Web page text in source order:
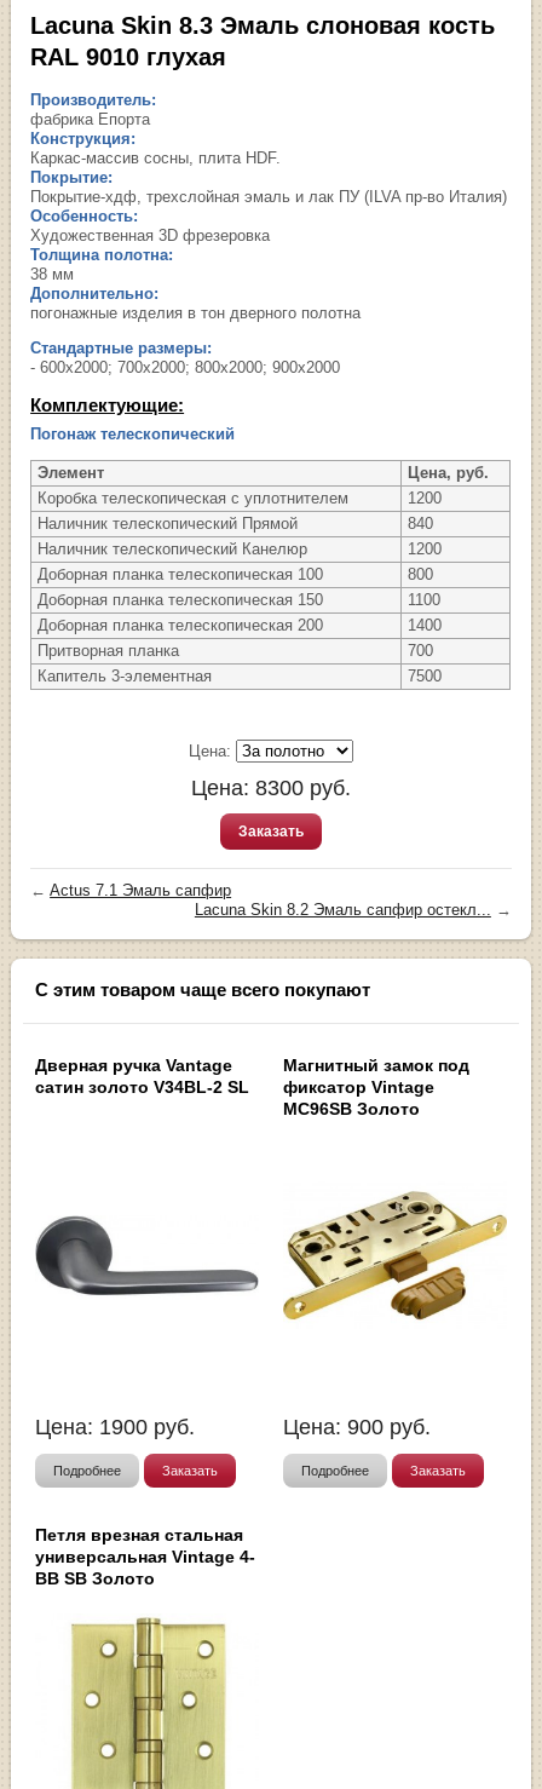
Lacuna Skin 8.3 Эмаль слоновая кость
RAL 9010 глухая
Производитель:
фабрика Епорта
Конструкция:
Каркас-массив сосны, плита HDF.
Покрытие:
Покрытие-хдф, трехслойная эмаль и лак ПУ (ILVA пр-во Италия)
Особенность:
Художественная 3D фрезеровка
Толщина полотна:
38 мм
Дополнительно:
погонажные изделия в тон дверного полотна
Стандартные размеры:
- 600х2000; 700х2000; 800х2000; 900х2000
Комплектующие:
Погонаж телескопический
Элемент
Цена, руб.
Коробка телескопическая с уплотнителем
1200
Наличник телескопический Прямой
840
Наличник телескопический Канелюр
1200
Доборная планка телескопическая 100
800
Доборная планка телескопическая 150
1100
Доборная планка телескопическая 200
1400
Притворная планка
700
Капитель 3-элементная
7500
Цена:
Цена: 8300 руб.
Заказать
←Actus 7.1 Эмаль сапфир
Lacuna Skin 8.2 Эмаль сапфир остекл... →
С этим товаром чаще всего покупают
Дверная ручка Vantage
сатин золото V34BL-2 SL
Цена: 1900 руб.
Подробнее Заказать
Магнитный замок под
фиксатор Vintage
MC96SB Золото
Цена: 900 руб.
Подробнее Заказать
Петля врезная стальная
универсальная Vintage 4-
BB SB Золото